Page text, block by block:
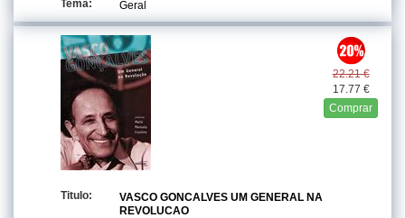
Tema: Geral
22.21 €
17.77 €
Comprar
Titulo:
VASCO GONCALVES UM GENERAL NA
REVOLUCAO